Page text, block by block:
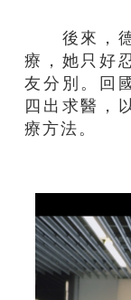
後來，德
療，她只好
友分別。回
四出求醫，
療方法。